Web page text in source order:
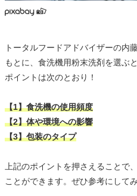
トータルフードアドバイザーの内
もとに、食洗機用粉末洗剤を選ぶ
ポイントは次のとおり！
【1】食洗機の使用頻度
【2】体や環境への影響
【3】包装のタイプ
上記のポイントを押さえることで
ことができます。ぜひ参考にして